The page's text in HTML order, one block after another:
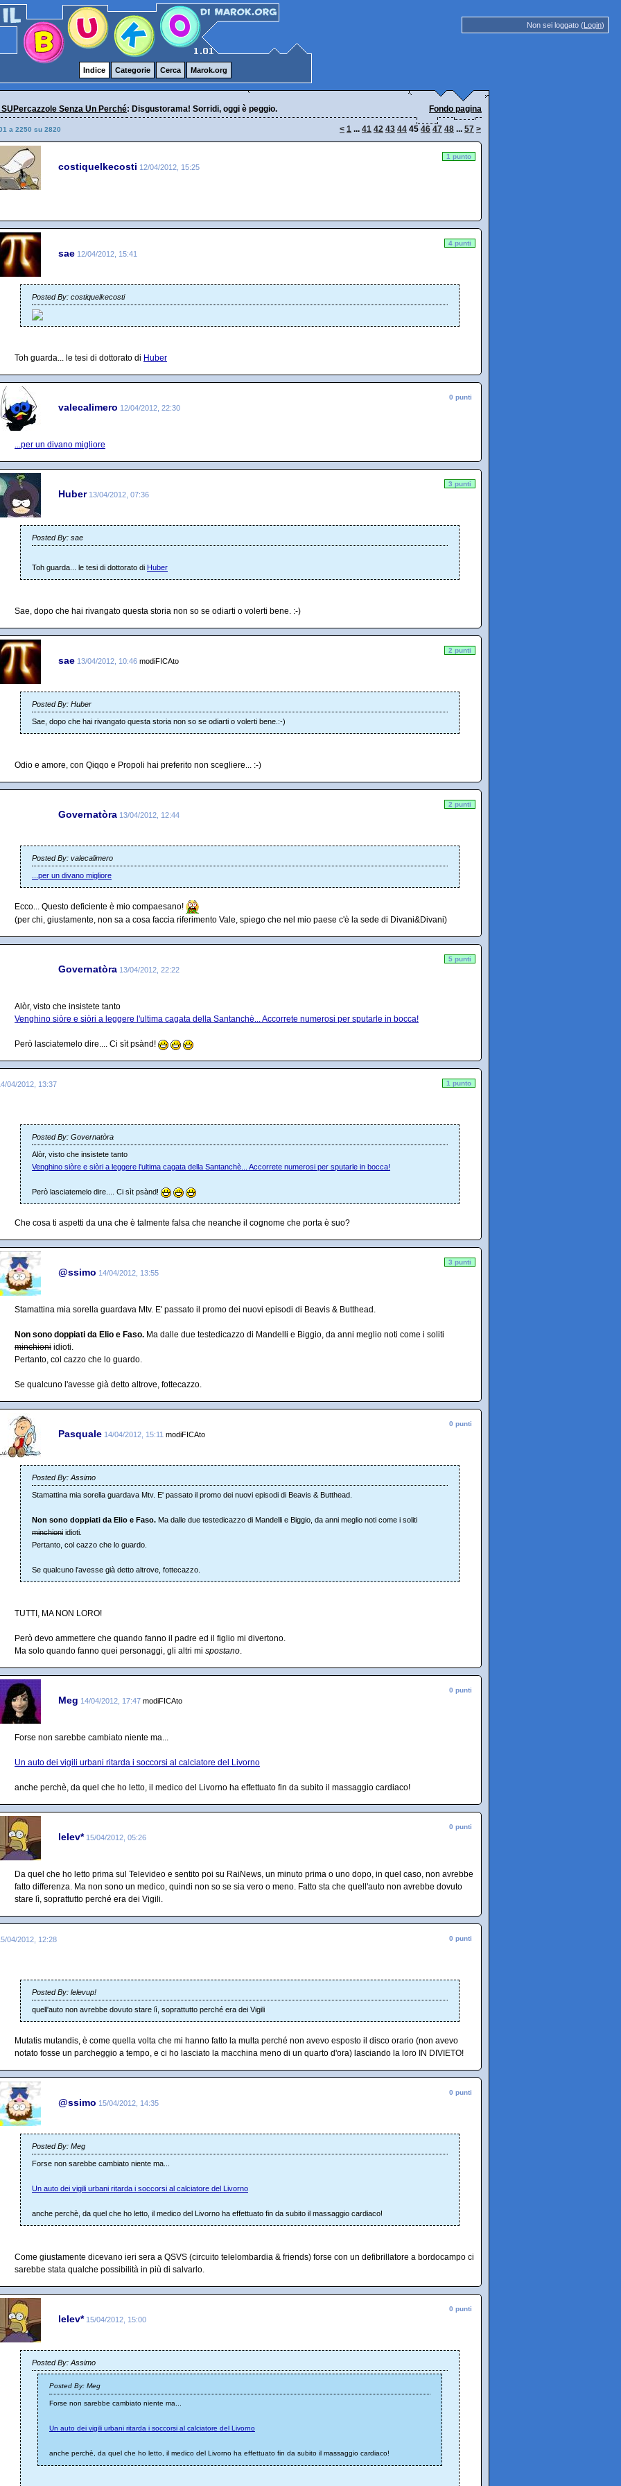
Non sei loggato (Login)
Indice Categorie Cerca Marok.org
Senza Un Perché: Disgustorama! Sorridi, oggi è peggio. Fondo pagina
a 2250 su 2820 < 1 ... 41 42 43 44 45 46 47 48 ... 57 >
costiquelkecosti 12/04/2012, 15:25
1 punto
sae 12/04/2012, 15:41
4 punti
Posted By: costiquelkecosti
Toh guarda... le tesi di dottorato di Huber
valecalimero 12/04/2012, 22:30
0 punti
...per un divano migliore
Huber 13/04/2012, 07:36
3 punti
Posted By: sae
Toh guarda... le tesi di dottorato di Huber
Sae, dopo che hai rivangato questa storia non so se odiarti o volerti bene. :-)
sae 13/04/2012, 10:46 modiFICAto
2 punti
Posted By: Huber
Sae, dopo che hai rivangato questa storia non so se odiarti o volerti bene.:-)
Odio e amore, con Qiqqo e Propoli hai preferito non scegliere... :-)
Governatòra 13/04/2012, 12:44
2 punti
Posted By: valecalimero
...per un divano migliore
Ecco... Questo deficiente è mio compaesano!
(per chi, giustamente, non sa a cosa faccia riferimento Vale, spiego che nel mio paese c'è la sede di Divani&Divani)
Governatòra 13/04/2012, 22:22
5 punti
Alòr, visto che insistete tanto
Venghino siòre e siòri a leggere l'ultima cagata della Santanchè... Accorrete numerosi per sputarle in bocca!
Però lasciatemelo dire.... Ci sìt psànd!
04/2012, 13:37 1 punto
Posted By: Governatòra
Alòr, visto che insistete tanto
Venghino siòre e siòri a leggere l'ultima cagata della Santanchè... Accorrete numerosi per sputarle in bocca!
Però lasciatemelo dire.... Ci sìt psànd!
Che cosa ti aspetti da una che è talmente falsa che neanche il cognome che porta è suo?
@ssimo 14/04/2012, 13:55
3 punti
Stamattina mia sorella guardava Mtv. E' passato il promo dei nuovi episodi di Beavis & Butthead.
Non sono doppiati da Elio e Faso. Ma dalle due testedicazzo di Mandelli e Biggio, da anni meglio noti come i soliti
minchioni idioti.
Pertanto, col cazzo che lo guardo.
Se qualcuno l'avesse già detto altrove, fottecazzo.
Pasquale 14/04/2012, 15:11 modiFICAto
0 punti
Posted By: Assimo
Stamattina mia sorella guardava Mtv. E' passato il promo dei nuovi episodi di Beavis & Butthead.
Non sono doppiati da Elio e Faso. Ma dalle due testedicazzo di Mandelli e Biggio, da anni meglio noti come i soliti
minchioni idioti.
Pertanto, col cazzo che lo guardo.
Se qualcuno l'avesse già detto altrove, fottecazzo.
TUTTI, MA NON LORO!
Però devo ammettere che quando fanno il padre ed il figlio mi divertono.
Ma solo quando fanno quei personaggi, gli altri mi spostano.
Meg 14/04/2012, 17:47 modiFICAto
0 punti
Forse non sarebbe cambiato niente ma...
Un auto dei vigili urbani ritarda i soccorsi al calciatore del Livorno
anche perchè, da quel che ho letto, il medico del Livorno ha effettuato fin da subito il massaggio cardiaco!
lelev* 15/04/2012, 05:26
0 punti
Da quel che ho letto prima sul Televideo e sentito poi su RaiNews, un minuto prima o uno dopo, in quel caso, non avrebbe
fatto differenza. Ma non sono un medico, quindi non so se sia vero o meno. Fatto sta che quell'auto non avrebbe dovuto
stare lì, soprattutto perché era dei Vigili.
04/2012, 12:28 0 punti
Posted By: lelevup!
quell'auto non avrebbe dovuto stare lì, soprattutto perché era dei Vigili
Mutatis mutandis, è come quella volta che mi hanno fatto la multa perché non avevo esposto il disco orario (non avevo
notato fosse un parcheggio a tempo, e ci ho lasciato la macchina meno di un quarto d'ora) lasciando la loro IN DIVIETO!
@ssimo 15/04/2012, 14:35
0 punti
Posted By: Meg
Forse non sarebbe cambiato niente ma...
Un auto dei vigili urbani ritarda i soccorsi al calciatore del Livorno
anche perchè, da quel che ho letto, il medico del Livorno ha effettuato fin da subito il massaggio cardiaco!
Come giustamente dicevano ieri sera a QSVS (circuito telelombardia & friends) forse con un defibrillatore a bordocampo ci
sarebbe stata qualche possibilità in più di salvarlo.
lelev* 15/04/2012, 15:00
0 punti
Posted By: Assimo
Posted By: Meg
Forse non sarebbe cambiato niente ma...
Un auto dei vigili urbani ritarda i soccorsi al calciatore del Livorno
anche perchè, da quel che ho letto, il medico del Livorno ha effettuato fin da subito il massaggio cardiaco!